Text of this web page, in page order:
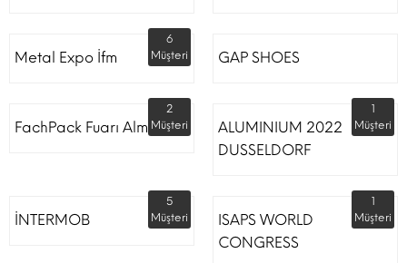
Metal Expo İfm
6
Müşteri
GAP SHOES
FachPack Fuarı Almanya
2
Müşteri
ALUMINIUM 2022
DUSSELDORF
1
Müşteri
İNTERMOB
5
Müşteri
ISAPS WORLD
CONGRESS
1
Müşteri